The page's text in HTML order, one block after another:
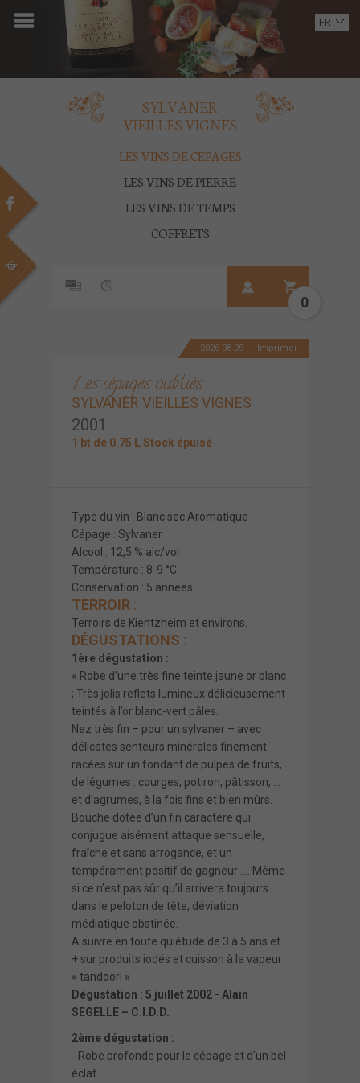
ACCUEIL
DOMAINE
VINS
MULTIMEDIA
CONTACT
FR
SYLVANER
VIEILLES VIGNES
LES VINS DE CÉPAGES
LES VINS DE PIERRE
LES VINS DE TEMPS
COFFRETS
0
2026-08-09 Imprimer
Les cépages oubliés
SYLVANER VIEILLES VIGNES
2001
1 bt de 0.75 L Stock épuisé
Type du vin : Blanc sec Aromatique
Cépage : Sylvaner
Alcool : 12,5 % alc/vol
Température : 8-9 °C
Conservation : 5 années
TERROIR :
Terroirs de Kientzheim et environs.
DÉGUSTATIONS :
1ère dégustation :
« Robe d’une très fine teinte jaune or blanc
; Très jolis reflets lumineux délicieusement
teintés à l’or blanc-vert pâles.
Nez très fin – pour un sylvaner – avec
délicates senteurs minérales finement
racées sur un fondant de pulpes de fruits,
de légumes : courges, potiron, pâtisson, …
et d’agrumes, à la fois fins et bien mûrs.
Bouche dotée d’un fin caractère qui
conjugue aisément attaque sensuelle,
fraîche et sans arrogance, et un
tempérament positif de gagneur …. Même
si ce n’est pas sûr qu’il arrivera toujours
dans le peloton de tête, déviation
médiatique obstinée.
A suivre en toute quiétude de 3 à 5 ans et
+ sur produits iodés et cuisson à la vapeur
« tandoori »
Dégustation : 5 juillet 2002 - Alain
SEGELLE – C.I.D.D.
2ème dégustation :
- Robe profonde pour le cépage et d'un bel
éclat.